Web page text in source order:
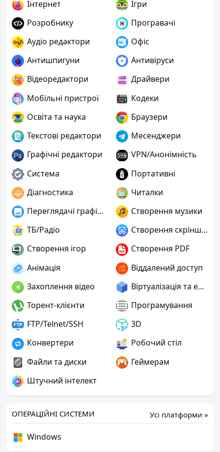
Інтернет
Ігри
Розробнику
Програвачі
Аудіо редактори
Офіс
Антишпигуни
Антивіруси
Відеоредактори
Драйвери
Мобільні пристрої
Кодеки
Освіта та наука
Браузери
Текстові редактори
Месенджери
Графічні редактори
VPN/Анонімність
Система
Портативні
Діагностика
Читалки
Переглядачі графіки
Створення музики
ТБ/Радіо
Створення скріншотів
Створення ігор
Створення PDF
Анімація
Віддалений доступ
Захоплення відео
Віртуалізація та емуляція
Торент-клієнти
Програмування
FTP/Telnet/SSH
3D
Конвертери
Робочий стіл
Файли та диски
Геймерам
Штучний інтелект
Усі платформи »
ОПЕРАЦІЙНІ СИСТЕМИ
Windows